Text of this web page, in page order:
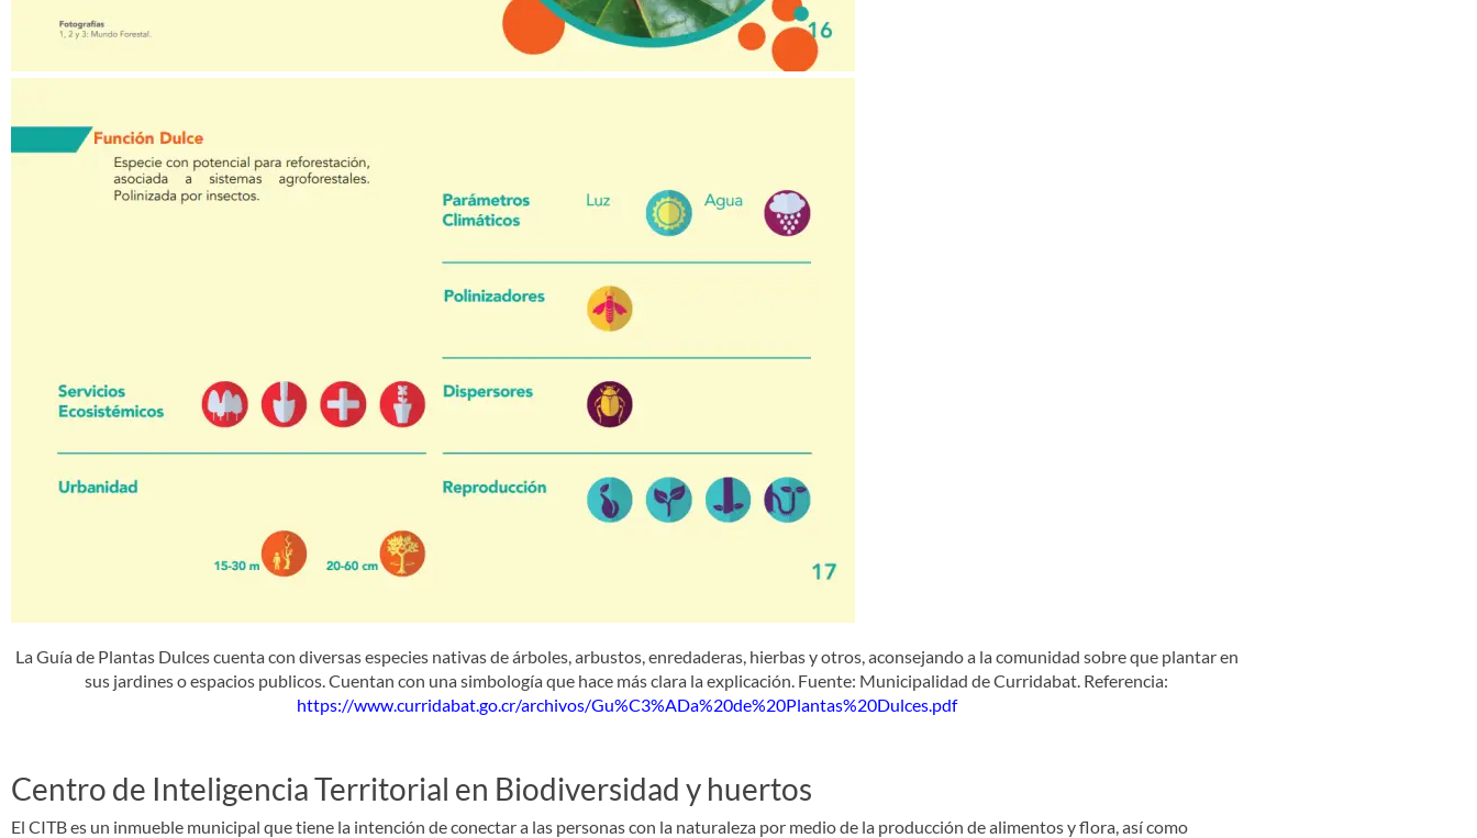
La Guía de Plantas Dulces cuenta con diversas especies nativas de árboles, arbustos, enredaderas, hierbas y otros, aconsejando a la comunidad sobre que plantar en
sus jardines o espacios publicos. Cuentan con una simbología que hace más clara la explicación. Fuente: Municipalidad de Curridabat. Referencia:
https://www.curridabat.go.cr/archivos/Gu%C3%ADa%20de%20Plantas%20Dulces.pdf
Centro de Inteligencia Territorial en Biodiversidad y huertos
El CITB es un inmueble municipal que tiene la intención de conectar a las personas con la naturaleza por medio de la producción de alimentos y flora, así como